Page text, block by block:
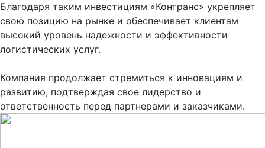
Благодаря таким инвестициям «Контранс» укрепляет
свою позицию на рынке и обеспечивает клиентам
высокий уровень надежности и эффективности
логистических услуг.
Компания продолжает стремиться к инновациям и
развитию, подтверждая свое лидерство и
ответственность перед партнерами и заказчиками.